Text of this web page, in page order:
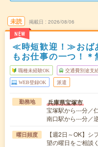
未読
NEW
掲載日 2026/08/06
≪時短歓迎！≫おば
もお仕事の一つ！
職種未経験OK 交通費別途支
WEB登録OK 派遣
勤務地 兵庫県宝塚市
宝塚駅から---分／
南口駅から---分／
曜日頻度
【週2日～OK】
望の曜日をご相談